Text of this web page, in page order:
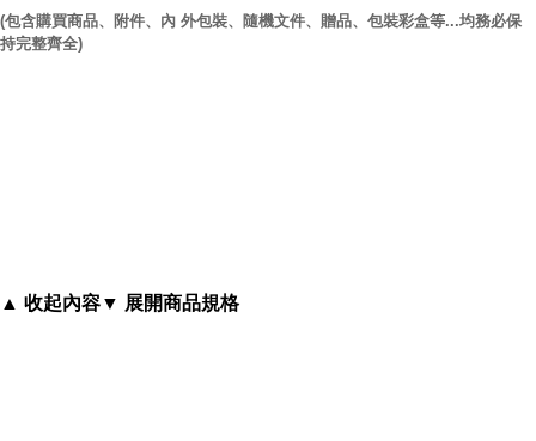
(包含購買商品、附件、內 外包裝、隨機文件、贈品、包裝彩盒等...均務必保
持完整齊全)
▲ 收起內容▼ 展開商品規格